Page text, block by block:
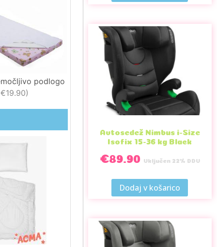
podlogo
)
Avtosedež Nimbus i-Size
Isofix 15-36 kg Black
€89.90 Vključen 22% DDV
Dodaj v košarico